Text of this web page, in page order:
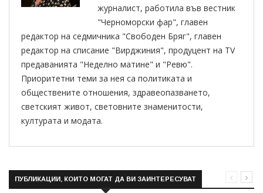
журналист, работила във вестник
"Черноморски фар", главен
редактор на седмичника "Свободен Бряг", главен
редактор на списание "Вирджиния", продуцент на TV
предаванията "Неделно матине" и "Ревю".
Приоритетни теми за нея са политиката и
обществените отношения, здравеопазването,
светският живот, световните знаменитости,
културата и модата.
ПУБЛИКАЦИИ, КОИТО МОГАТ ДА ВИ ЗАИНТЕРЕСУВАТ